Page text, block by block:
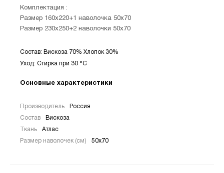
Комплектация :
Размер 160х220+1 наволочка 50х70
Размер 230х250+2 наволочки 50х70
Состав: Вискоза 70% Хлопок 30%
Уход: Стирка при 30 °С
Основные характеристики
Производитель Россия
Состав Вискоза
Ткань Атлас
Размер наволочек (см) 50х70